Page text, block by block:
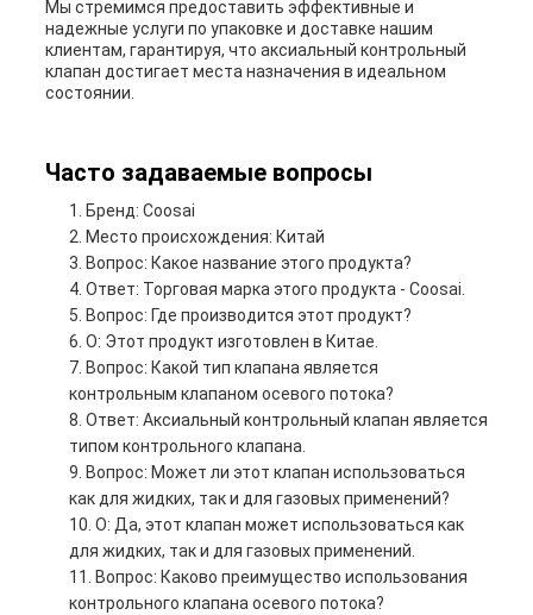
Мы стремимся предоставить эффективные и
надежные услуги по упаковке и доставке нашим
клиентам, гарантируя, что аксиальный контрольный
клапан достигает места назначения в идеальном
состоянии.
Часто задаваемые вопросы
Бренд: Coosai
Место происхождения: Китай
Вопрос: Какое название этого продукта?
Ответ: Торговая марка этого продукта - Coosai.
Вопрос: Где производится этот продукт?
О: Этот продукт изготовлен в Китае.
Вопрос: Какой тип клапана является
контрольным клапаном осевого потока?
Ответ: Аксиальный контрольный клапан является
типом контрольного клапана.
Вопрос: Может ли этот клапан использоваться
как для жидких, так и для газовых применений?
О: Да, этот клапан может использоваться как
для жидких, так и для газовых применений.
Вопрос: Каково преимущество использования
контрольного клапана осевого потока?